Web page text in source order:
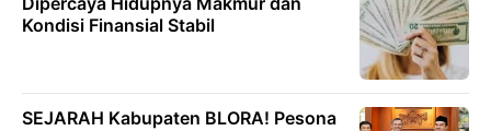
Kondisi Finansial Stabil
SEJARAH Kabupaten BLORA! Pesona